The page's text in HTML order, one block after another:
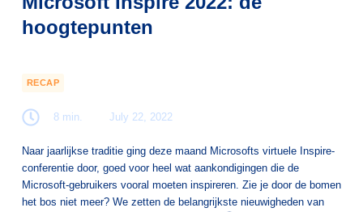
hoogtepunten
RECAP
8 min. July 22, 2022
Naar jaarlijkse traditie ging deze maand Microsofts virtuele Inspire-
conferentie door, goed voor heel wat aankondigingen die de
Microsoft-gebruikers vooral moeten inspireren. Zie je door de bomen
het bos niet meer? We zetten de belangrijkste nieuwigheden van